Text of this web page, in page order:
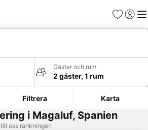
Favoriter
Logga
Gäster och rum
2 gäster, 1 rum
Filtrera Karta
i Magaluf, Spanien
oss rankningen